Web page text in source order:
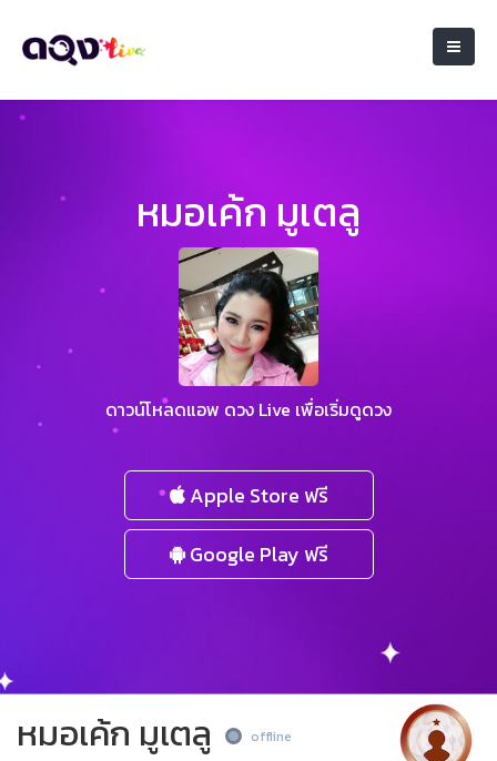
หมอเค้ก มูเตลู
ดาวน์โหลดแอพ ดวง Live เพื่อเริ่มดูดวง
Apple Store ฟรี
Google Play ฟรี
หมอเค้ก มูเตลู offline